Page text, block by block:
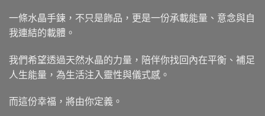
一條水晶手鍊，不只是飾品，更是一份承載能量、意念與自
我連結的載體。
我們希望透過天然水晶的力量，陪伴你找回內在平衡、補足
人生能量，為生活注入靈性與儀式感。
而這份幸福，將由你定義。